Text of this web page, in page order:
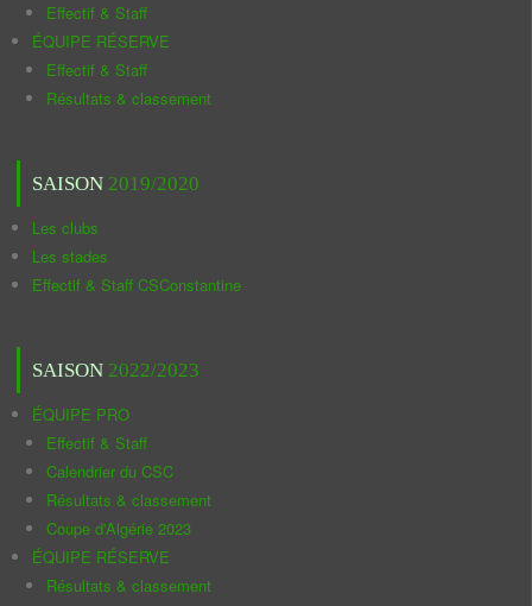
Effectif & Staff
ÉQUIPE RÉSERVE
Effectif & Staff
Résultats & classement
SAISON 2019/2020
Les clubs
Les stades
Effectif & Staff CSConstantine
SAISON 2022/2023
ÉQUIPE PRO
Effectif & Staff
Calendrier du CSC
Résultats & classement
Coupe d'Algérie 2023
ÉQUIPE RÉSERVE
Résultats & classement